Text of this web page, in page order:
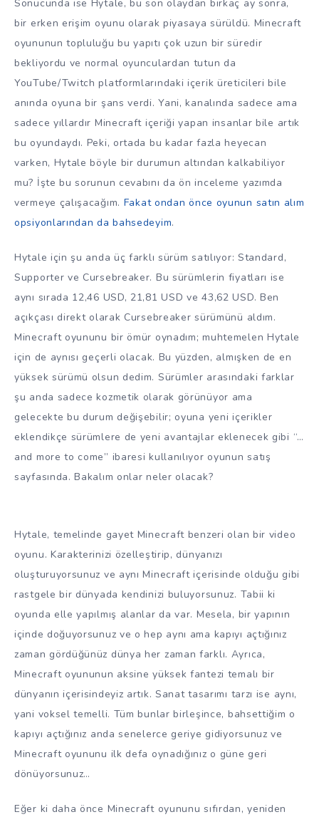
Sonucunda ise Hytale, bu son olaydan birkaç ay sonra,
bir erken erişim oyunu olarak piyasaya sürüldü. Minecraft
oyununun topluluğu bu yapıtı çok uzun bir süredir
bekliyordu ve normal oyunculardan tutun da
YouTube/Twitch platformlarındaki içerik üreticileri bile
anında oyuna bir şans verdi. Yani, kanalında sadece ama
sadece yıllardır Minecraft içeriği yapan insanlar bile artık
bu oyundaydı. Peki, ortada bu kadar fazla heyecan
varken, Hytale böyle bir durumun altından kalkabiliyor
mu? İşte bu sorunun cevabını da ön inceleme yazımda
vermeye çalışacağım. Fakat ondan önce oyunun satın alım
opsiyonlarından da bahsedeyim.
Hytale için şu anda üç farklı sürüm satılıyor: Standard,
Supporter ve Cursebreaker. Bu sürümlerin fiyatları ise
aynı sırada 12,46 USD, 21,81 USD ve 43,62 USD. Ben
açıkçası direkt olarak Cursebreaker sürümünü aldım.
Minecraft oyununu bir ömür oynadım; muhtemelen Hytale
için de aynısı geçerli olacak. Bu yüzden, almışken de en
yüksek sürümü olsun dedim. Sürümler arasındaki farklar
şu anda sadece kozmetik olarak görünüyor ama
gelecekte bu durum değişebilir; oyuna yeni içerikler
eklendikçe sürümlere de yeni avantajlar eklenecek gibi “…
and more to come” ibaresi kullanılıyor oyunun satış
sayfasında. Bakalım onlar neler olacak?
Hytale, temelinde gayet Minecraft benzeri olan bir video
oyunu. Karakterinizi özelleştirip, dünyanızı
oluşturuyorsunuz ve aynı Minecraft içerisinde olduğu gibi
rastgele bir dünyada kendinizi buluyorsunuz. Tabii ki
oyunda elle yapılmış alanlar da var. Mesela, bir yapının
içinde doğuyorsunuz ve o hep aynı ama kapıyı açtığınız
zaman gördüğünüz dünya her zaman farklı. Ayrıca,
Minecraft oyununun aksine yüksek fantezi temalı bir
dünyanın içerisindeyiz artık. Sanat tasarımı tarzı ise aynı,
yani voksel temelli. Tüm bunlar birleşince, bahsettiğim o
kapıyı açtığınız anda senelerce geriye gidiyorsunuz ve
Minecraft oyununu ilk defa oynadığınız o güne geri
dönüyorsunuz…
Eğer ki daha önce Minecraft oyununu sıfırdan, yeniden